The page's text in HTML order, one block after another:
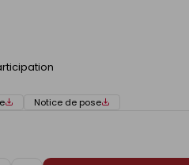
Notice de pose